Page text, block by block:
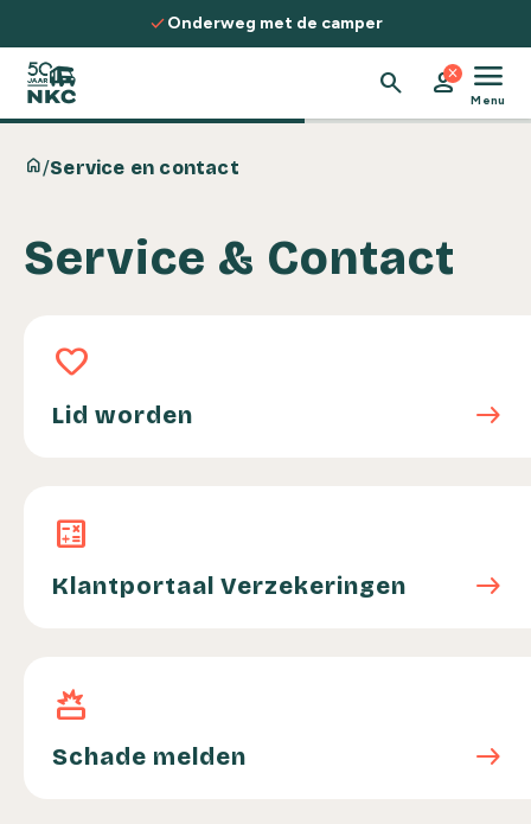
Spring naar de inhoudOnderweg met de camper
search person
close menu
Menu
home/Service en contact
Service & Contact
favorite
Lid worden east
calculate
Klantportaal Verzekeringen east
destruction
Schade melden east